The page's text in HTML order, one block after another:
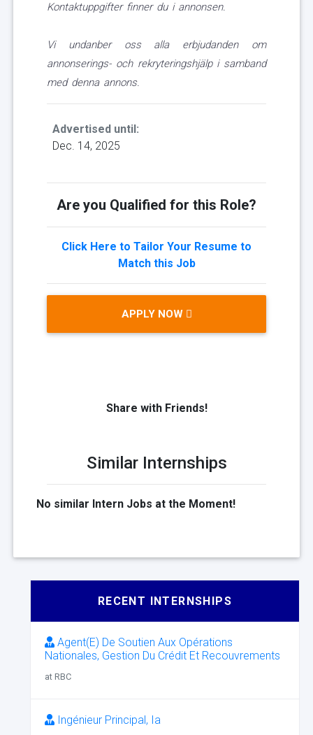
Kontaktuppgifter finner du i annonsen.
Vi undanber oss alla erbjudanden om
annonserings- och rekryteringshjälp i samband
med denna annons.
Advertised until:
Dec. 14, 2025
Are you Qualified for this Role?
Click Here to Tailor Your Resume to
Match this Job
APPLY NOW
Share with Friends!
Similar Internships
No similar Intern Jobs at the Moment!
RECENT INTERNSHIPS
Agent(E) De Soutien Aux Opérations
Nationales, Gestion Du Crédit Et Recouvrements
at RBC
Ingénieur Principal, Ia